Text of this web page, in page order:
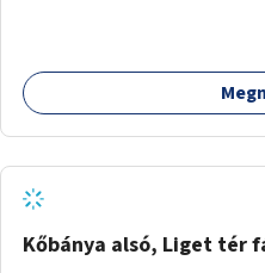
Kőbánya alsó, Liget tér